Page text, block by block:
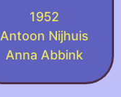
1952
Antoon Nijhuis
Anna Abbink